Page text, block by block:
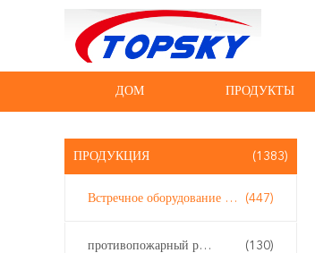
ДОМ ПРОДУКТЫ
ПРОДУКЦИЯ (1383)
Встречное оборудование терроризма (447)
противопожарный робот (130)